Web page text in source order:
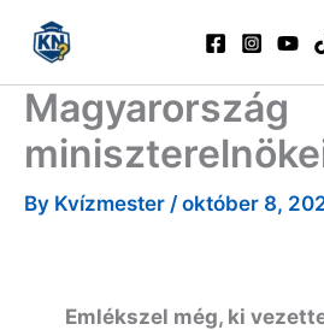
content
Magyarország
By Kvízmester / október 8,
Emlékszel még, ki